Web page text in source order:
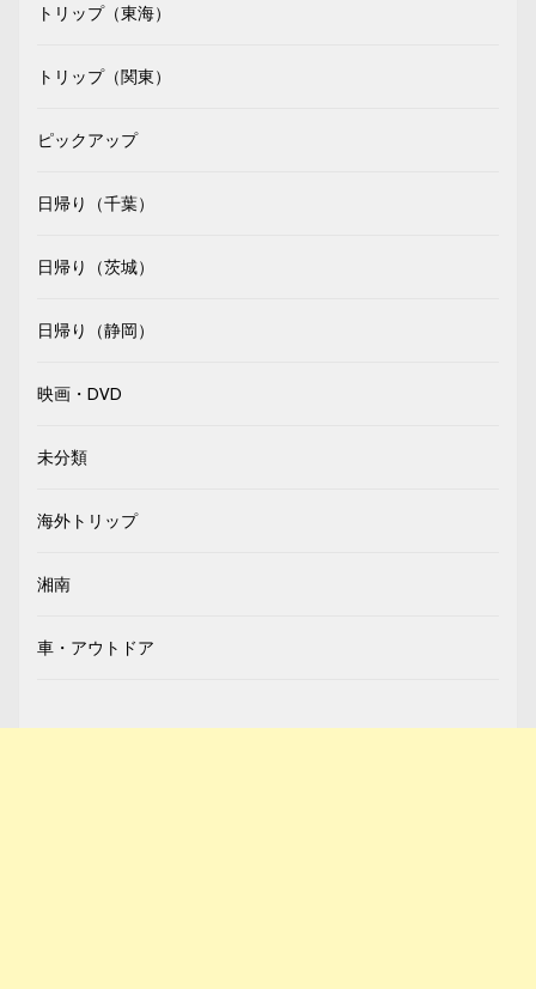
トリップ（東海）
トリップ（関東）
ピックアップ
日帰り（千葉）
日帰り（茨城）
日帰り（静岡）
映画・DVD
未分類
海外トリップ
湘南
車・アウトドア